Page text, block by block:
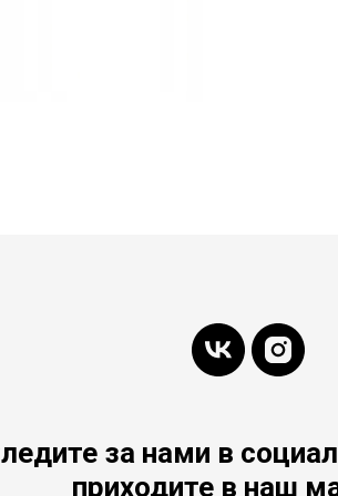
за нами в
приходите в наш